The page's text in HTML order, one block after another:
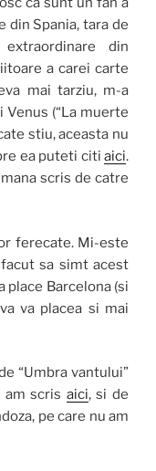
din Spania, tara de
din
a carei carte
mai tarziu, m-a
(“La muerte
stiu, aceasta nu
ea puteti citi aici.
scris de catre
ferecate. Mi-este
sa simt acest
place Barcelona (si
va placea si mai
“Umbra vantului”
am scris aici, si de
pe care nu am